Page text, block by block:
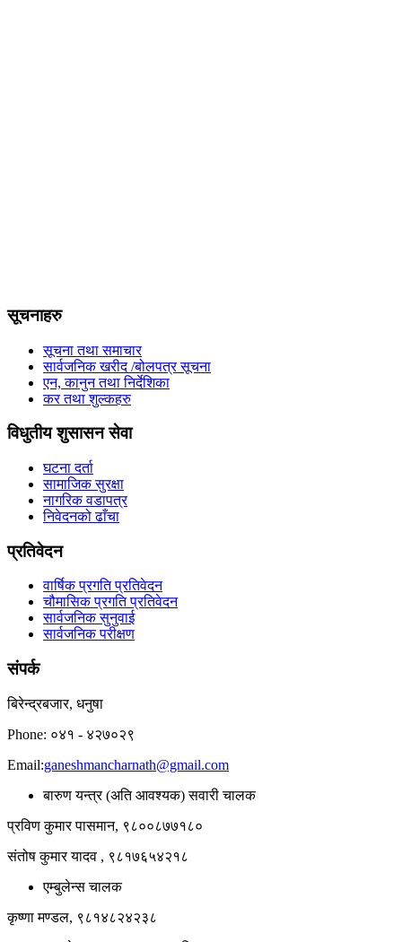
सूचनाहरु
सूचना तथा समाचार
सार्वजनिक खरीद /बोलपत्र सूचना
एन, कानुन तथा निर्देशिका
कर तथा शुल्कहरु
विधुतीय शुसासन सेवा
घटना दर्ता
सामाजिक सुरक्षा
नागरिक वडापत्र
निवेदनको ढाँचा
प्रतिवेदन
वार्षिक प्रगति प्रतिवेदन
चौमासिक प्रगति प्रतिवेदन
सार्वजनिक सुनुवाई
सार्वजनिक परीक्षण
संपर्क
बिरेन्द्रबजार, धनुषा
Phone: ०४१ - ४२७०२९
Email:ganeshmancharnath@gmail.com
बारुण यन्त्र (अति आवश्यक) सवारी चालक
प्रविण कुमार पासमान, ९८००८७७१८०
संतोष कुमार यादव , ९८१७६५४२१८
एम्बुलेन्स चालक
कृष्णा मण्डल, ९८१४८२४२३८